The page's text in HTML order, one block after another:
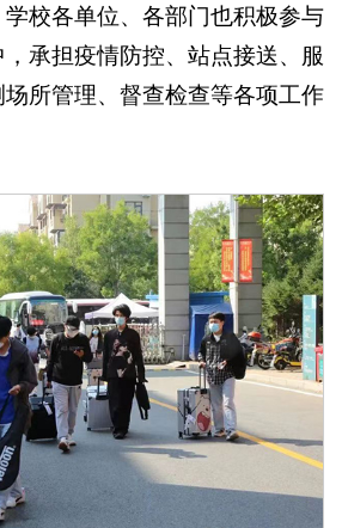
校各单位、各部门也积极参与
承担疫情防控、站点接送、服
所管理、督查检查等各项工作